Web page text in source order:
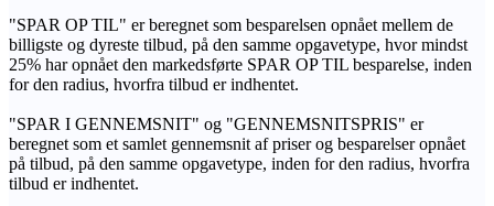
"SPAR OP TIL" er beregnet som besparelsen opnået mellem de
billigste og dyreste tilbud, på den samme opgavetype, hvor mindst
25% har opnået den markedsførte SPAR OP TIL besparelse, inden
for den radius, hvorfra tilbud er indhentet.
"SPAR I GENNEMSNIT" og "GENNEMSNITSPRIS" er
beregnet som et samlet gennemsnit af priser og besparelser opnået
på tilbud, på den samme opgavetype, inden for den radius, hvorfra
tilbud er indhentet.